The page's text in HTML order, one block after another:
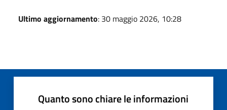
Ultimo aggiornamento: 30 maggio 2026, 10:28
Quanto sono chiare le informazioni